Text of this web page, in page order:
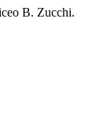
B. Zucchi.